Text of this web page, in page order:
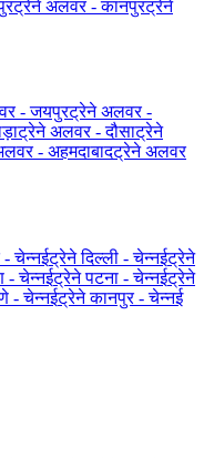
ट्रेने अलवर - कानपुरट्रेने
- जयपुरट्रेने अलवर -
ट्रेने अलवर - दौसाट्रेने
- अहमदाबादट्रेने अलवर
चेन्नईट्रेने दिल्ली - चेन्नईट्रेने
- चेन्नईट्रेने पटना - चेन्नईट्रेने
- चेन्नईट्रेने कानपुर - चेन्नई